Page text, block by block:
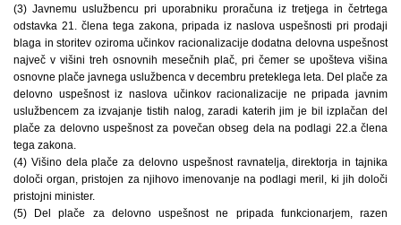
(3) Javnemu uslužbencu pri uporabniku proračuna iz tretjega in četrtega
odstavka 21. člena tega zakona, pripada iz naslova uspešnosti pri prodaji
blaga in storitev oziroma učinkov racionalizacije dodatna delovna uspešnost
največ v višini treh osnovnih mesečnih plač, pri čemer se upošteva višina
osnovne plače javnega uslužbenca v decembru preteklega leta. Del plače za
delovno uspešnost iz naslova učinkov racionalizacije ne pripada javnim
uslužbencem za izvajanje tistih nalog, zaradi katerih jim je bil izplačan del
plače za delovno uspešnost za povečan obseg dela na podlagi 22.a člena
tega zakona.
(4) Višino dela plače za delovno uspešnost ravnatelja, direktorja in tajnika
določi organ, pristojen za njihovo imenovanje na podlagi meril, ki jih določi
pristojni minister.
(5) Del plače za delovno uspešnost ne pripada funkcionarjem, razen